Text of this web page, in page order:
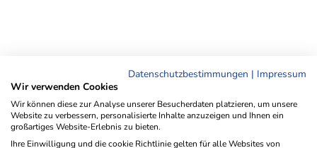
Datenschutzbestimmungen | Impressum
Wir verwenden Cookies
Wir können diese zur Analyse unserer Besucherdaten platzieren, um unsere
Website zu verbessern, personalisierte Inhalte anzuzeigen und Ihnen ein
großartiges Website-Erlebnis zu bieten.
Ihre Einwilligung und die cookie Richtlinie gelten für alle Websites von